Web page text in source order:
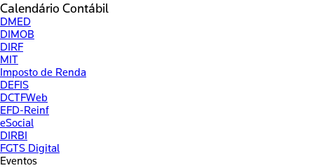
Calendário Contábil
DMED
DIMOB
DIRF
MIT
Imposto de Renda
DEFIS
DCTFWeb
EFD-Reinf
eSocial
DIRBI
FGTS Digital
Eventos